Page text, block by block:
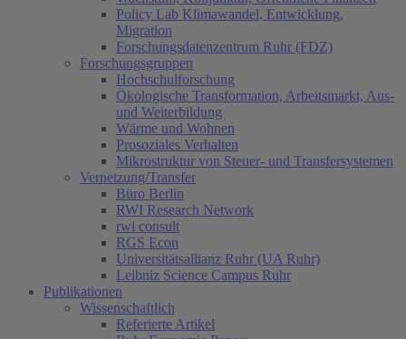
Policy Lab Klimawandel, Entwicklung,
Migration
Forschungsdatenzentrum Ruhr (FDZ)
Forschungsgruppen
Hochschulforschung
Ökologische Transformation, Arbeitsmarkt, Aus-
und Weiterbildung
Wärme und Wohnen
Prosoziales Verhalten
Mikrostruktur von Steuer- und Transfersystemen
Vernetzung/Transfer
Büro Berlin
RWI Research Network
rwi consult
RGS Econ
Universitätsallianz Ruhr (UA Ruhr)
Leibniz Science Campus Ruhr
Publikationen
Wissenschaftlich
Referierte Artikel